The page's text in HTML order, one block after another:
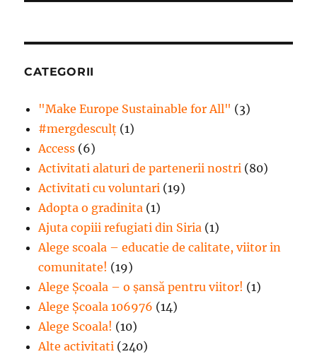
CATEGORII
"Make Europe Sustainable for All" (3)
#mergdesculţ (1)
Access (6)
Activitati alaturi de partenerii nostri (80)
Activitati cu voluntari (19)
Adopta o gradinita (1)
Ajuta copiii refugiati din Siria (1)
Alege scoala – educatie de calitate, viitor in
comunitate! (19)
Alege Şcoala – o şansă pentru viitor! (1)
Alege Școala 106976 (14)
Alege Scoala! (10)
Alte activitati (240)